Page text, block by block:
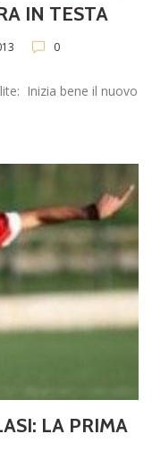
IN TESTA
0
Inizia bene il nuovo
LA PRIMA